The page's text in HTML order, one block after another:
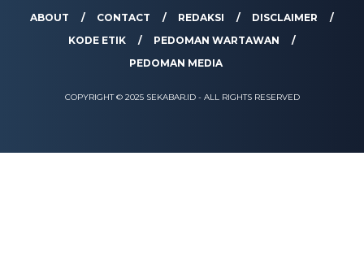
ABOUT CONTACT REDAKSI
DISCLAIMER
KODE ETIK
PEDOMAN WARTAWAN
PEDOMAN MEDIA
COPYRIGHT © 2025 SEKABAR.ID - ALL RIGHTS RESERVED